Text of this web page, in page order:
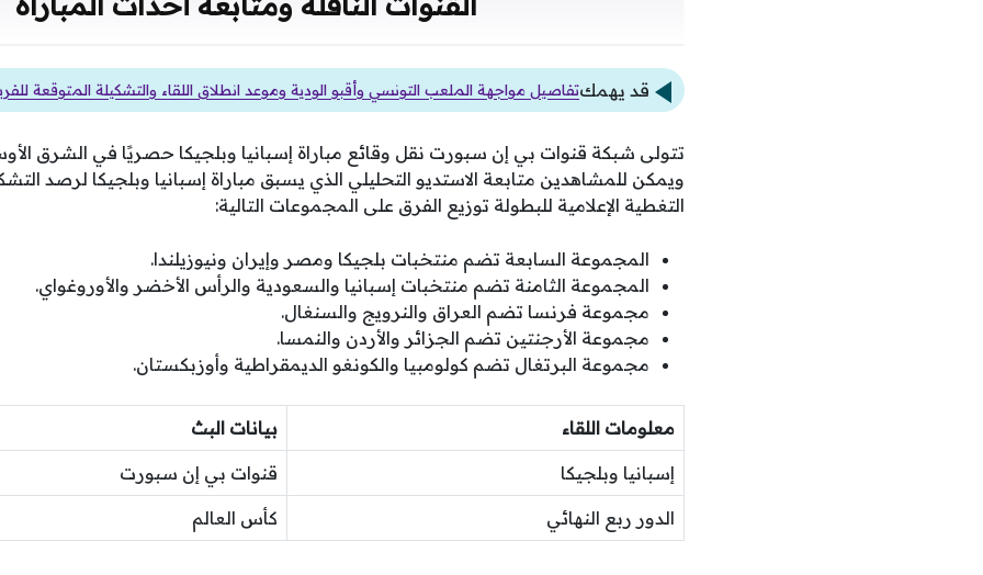
قد يهمكتفاصيل مواجهة الملعب التونسي وأقبو الودية وموعد انطلاق اللقاء والتشكيلة المتوقعة
تتولى شبكة قنوات بي إن سبورت نقل وقائع مباراة إسبانيا وبلجيكا حصريًا في الشرق
ويمكن للمشاهدين متابعة الاستديو التحليلي الذي يسبق مباراة إسبانيا وبلجيكا لرصد
التغطية الإعلامية للبطولة توزيع الفرق على المجموعات التالية:
المجموعة السابعة تضم منتخبات بلجيكا ومصر وإيران ونيوزيلندا.
المجموعة الثامنة تضم منتخبات إسبانيا والسعودية والرأس الأخضر والأوروغواي.
مجموعة فرنسا تضم العراق والنرويج والسنغال.
مجموعة الأرجنتين تضم الجزائر والأردن والنمسا.
مجموعة البرتغال تضم كولومبيا والكونغو الديمقراطية وأوزبكستان.
معلومات اللقاء بيانات البث
إسبانيا وبلجيكا قنوات بي إن سبورت
الدور ربع النهائي كأس العالم